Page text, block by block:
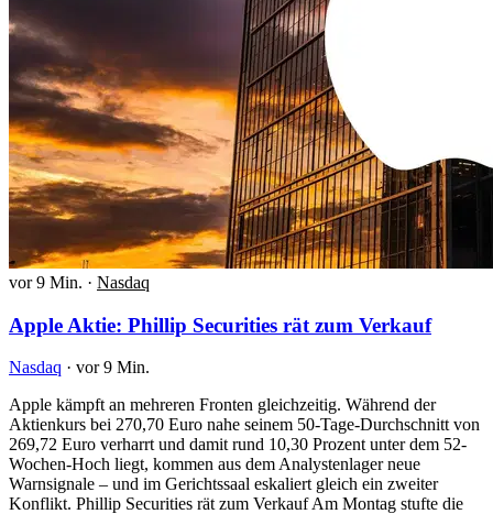
vor 9 Min. · Nasdaq
Apple Aktie: Phillip Securities rät zum Verkauf
Nasdaq · vor 9 Min.
Apple kämpft an mehreren Fronten gleichzeitig. Während der
Aktienkurs bei 270,70 Euro nahe seinem 50-Tage-Durchschnitt von
269,72 Euro verharrt und damit rund 10,30 Prozent unter dem 52-
Wochen-Hoch liegt, kommen aus dem Analystenlager neue
Warnsignale – und im Gerichtssaal eskaliert gleich ein zweiter
Konflikt. Phillip Securities rät zum Verkauf Am Montag stufte die